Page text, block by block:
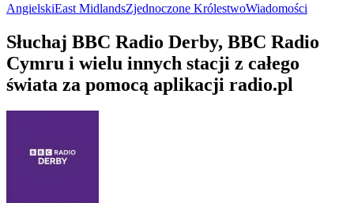
AngielskiEast MidlandsZjednoczone KrólestwoWiadomości
Słuchaj BBC Radio Derby, BBC Radio
Cymru i wielu innych stacji z całego
świata za pomocą aplikacji radio.pl